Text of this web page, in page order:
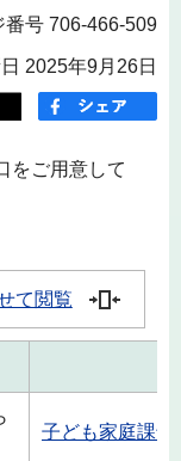
番号 706-466-509
2025年9月26日
をご用意して
て閲覧
子ども家庭課母